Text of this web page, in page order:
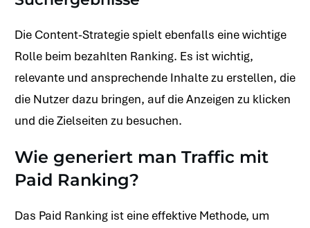
Die Content-Strategie spielt ebenfalls eine wichtige
Rolle beim bezahlten Ranking. Es ist wichtig,
relevante und ansprechende Inhalte zu erstellen, die
die Nutzer dazu bringen, auf die Anzeigen zu klicken
und die Zielseiten zu besuchen.
Wie generiert man Traffic mit
Paid Ranking?
Das Paid Ranking ist eine effektive Methode, um